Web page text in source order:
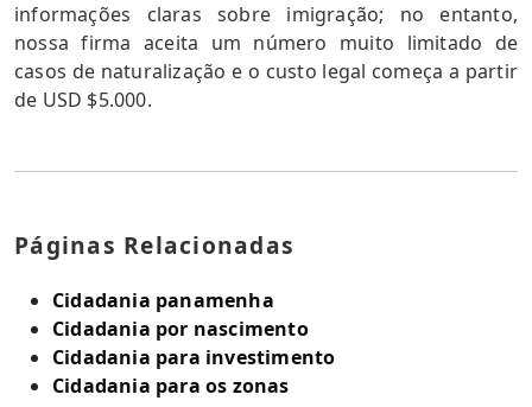
informações claras sobre imigração; no entanto,
nossa firma aceita um número muito limitado de
casos de naturalização e o custo legal começa a partir
de USD $5.000.
Páginas Relacionadas
Cidadania panamenha
Cidadania por nascimento
Cidadania para investimento
Cidadania para os zonas